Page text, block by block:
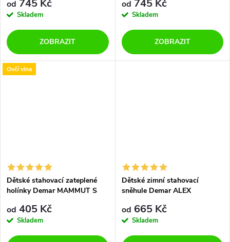
od 745 Kč
Skladem
ZOBRAZIT
od 745 Kč
Skladem
ZOBRAZIT
Ovčí vlna
Dětské stahovací zateplené
holínky Demar MAMMUT S
od 405 Kč
Skladem
Dětské zimní stahovací
sněhule Demar ALEX
od 665 Kč
Skladem